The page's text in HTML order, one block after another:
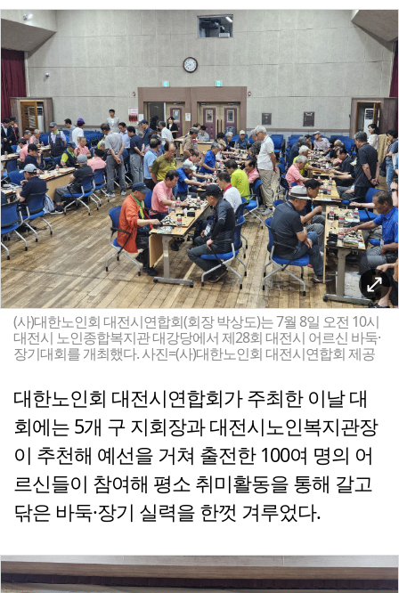
(사)대한노인회 대전시연합회(회장 박상도)는 7월 8일 오전 10시
대전시 노인종합복지관 대강당에서 제28회 대전시 어르신 바둑·
장기대회를 개최했다. 사진=(사)대한노인회 대전시연합회 제공
대한노인회 대전시연합회가 주최한 이날 대
회에는 5개 구 지회장과 대전시노인복지관장
이 추천해 예선을 거쳐 출전한 100여 명의 어
르신들이 참여해 평소 취미활동을 통해 갈고
닦은 바둑·장기 실력을 한껏 겨루었다.